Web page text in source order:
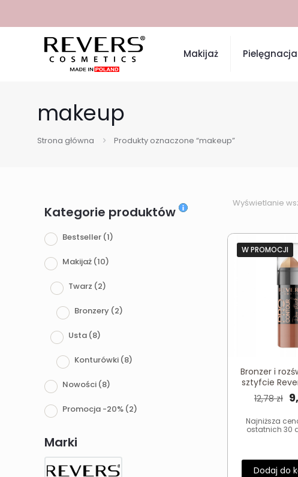
Makijaż Pielęgnacja
makeup
Strona główna Produkty oznaczone “makeup”
Kategorie produktów
Bestseller (1)
Makijaż (10)
Twarz (2)
Bronzery (2)
Usta (8)
Konturówki (8)
Nowości (8)
Promocja -20% (2)
Marki
Wyświetlanie
W PROMOCJI
Bronzer i
sztyfcie
12,78zł
Najniższa
ostatnich 30
Dodaj do